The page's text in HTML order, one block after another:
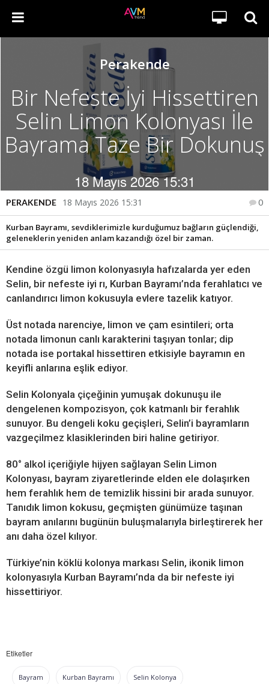
Perakende
Bir Nefeste İyi Hissettiren
Selin Limon Kolonyası İle
Bayrama Taze Bir Dokunuş
18 Mayıs 2026 15:31
PERAKENDE 18 Mayıs 2026 15:31 0
Kurban Bayramı, sevdiklerimizle kurduğumuz bağların güçlendiği,
geleneklerin yeniden anlam kazandığı özel bir zaman.
Kendine özgü limon kolonyasıyla hafızalarda yer eden
Selin, bir nefeste iyi rı, Kurban Bayramı’nda ferahlatıcı ve
canlandırıcı limon kokusuyla evlere tazelik katıyor.
Üst notada narenciye, limon ve çam esintileri; orta
notada limonun canlı karakterini taşıyan tonlar; dip
notada ise portakal hissettiren etkisiyle bayramın en
keyifli anlarına eşlik ediyor.
Selin Kolonyala çiçeğinin yumuşak dokunuşu ile
dengelenen kompozisyon, çok katmanlı bir ferahlık
sunuyor. Bu dengeli koku geçişleri, Selin’i bayramların
vazgeçilmez klasiklerinden biri haline getiriyor.
80° alkol içeriğiyle hijyen sağlayan Selin Limon
Kolonyası, bayram ziyaretlerinde elden ele dolaşırken
hem ferahlık hem de temizlik hissini bir arada sunuyor.
Tanıdık limon kokusu, geçmişten günümüze taşınan
bayram anılarını bugünün buluşmalarıyla birleştirerek her
anı daha özel kılıyor.
Türkiye’nin köklü kolonya markası Selin, ikonik limon
kolonyasıyla Kurban Bayramı’nda da bir nefeste iyi
hissettiriyor.
Etiketler
Bayram Kurban Bayramı Selin Kolonya